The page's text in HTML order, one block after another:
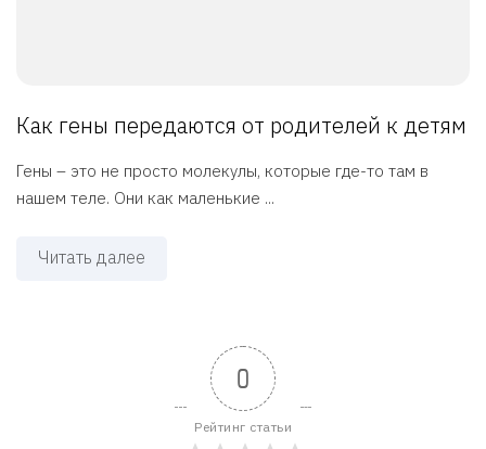
Как гены передаются от родителей к детям
Гены – это не просто молекулы, которые где-то там в
нашем теле. Они как маленькие ...
Читать далее
0
Рейтинг статьи